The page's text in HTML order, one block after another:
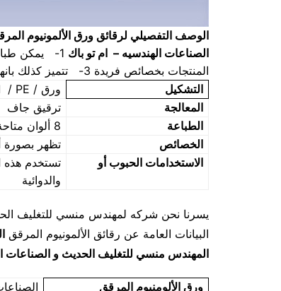
الوصف التفصيلي لرقائق ورق الألمونيوم
الصناعات الهندسيه – ام تو باك
المنتجات بخصائص فريدة 3- تتميز كذلك بانها صديقة للبيئة
التشكيل
ورق / Al / PE
المعالجة
ترقيق جاف
الطباعة
8 ألوان متاحة
الخصائص
تظهر بصورة
الاستخداماتالحبوب أو
تستخدم هذه
والدوائية
البيانات العامة عن رقائق الألمونيوم المرقق
المهندس منسي للتغليف الحديث و الصناعات
ورق الألومنيوم المرقق